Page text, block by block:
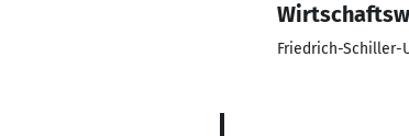
Friedrich-Schiller-